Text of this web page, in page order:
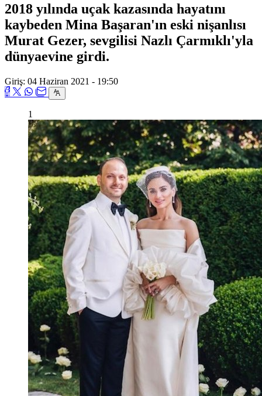
2018 yılında uçak kazasında hayatını
kaybeden Mina Başaran'ın eski nişanlısı
Murat Gezer, sevgilisi Nazlı Çarmıklı'yla
dünyaevine girdi.
Giriş: 04 Haziran 2021 - 19:50
1